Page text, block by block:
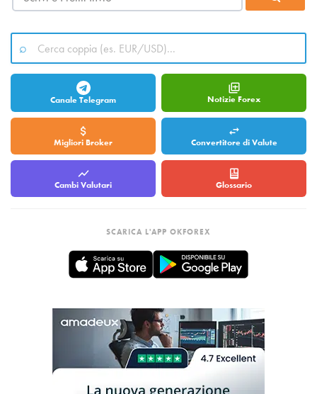
Canale Telegram Notizie Forex
Migliori Broker Convertitore di Valute
Cambi Valutari Glossario
SCARICA L'APP OKFOREX